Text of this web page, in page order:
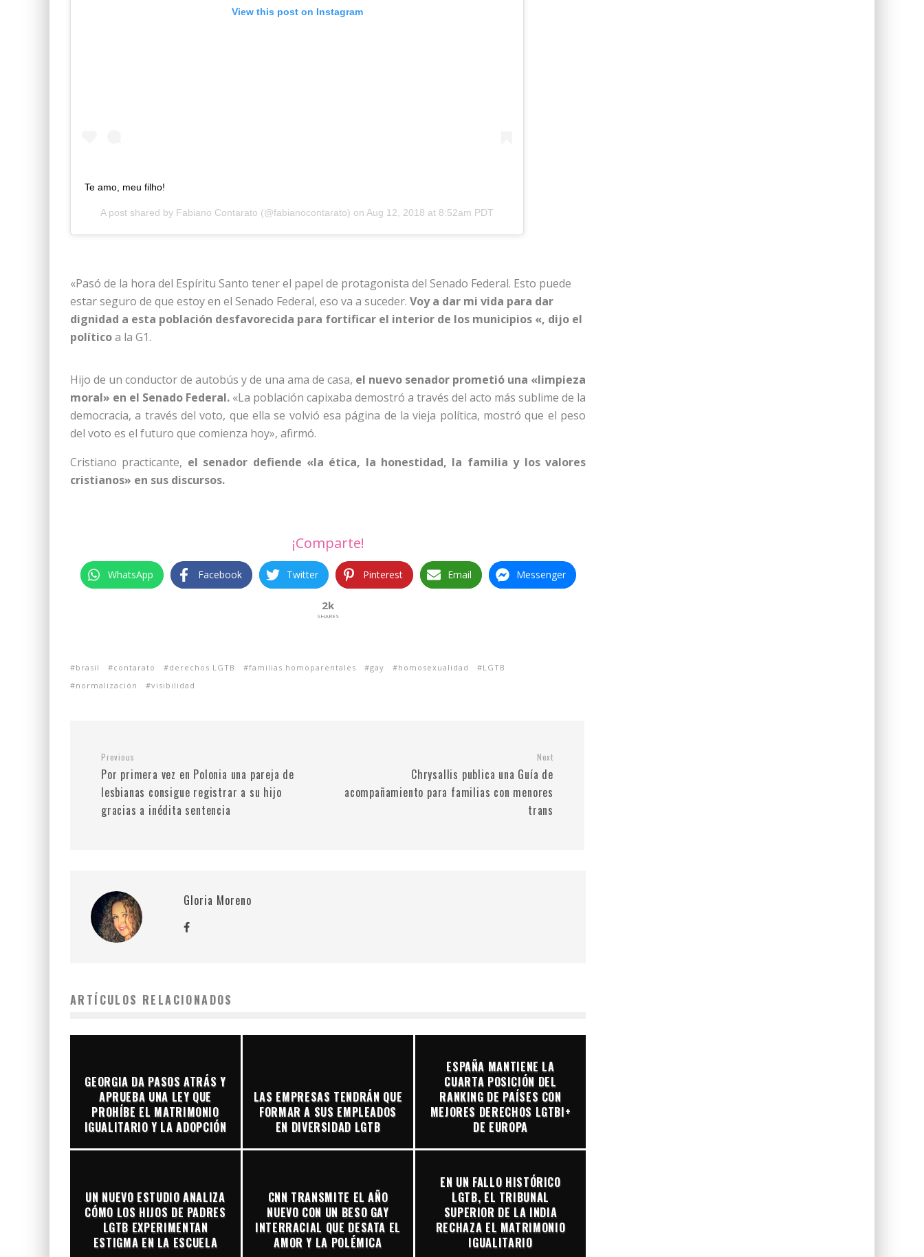
View this post on Instagram
Te amo, meu filho!
A post shared by Fabiano Contarato (@fabianocontarato) on Aug 12, 2018 at 8:52am PDT
«Pasó de la hora del Espíritu Santo tener el papel de protagonista del Senado Federal. Esto puede
estar seguro de que estoy en el Senado Federal, eso va a suceder. Voy a dar mi vida para dar
dignidad a esta población desfavorecida para fortificar el interior de los municipios «, dijo el
políticoa la G1.
Hijo de un conductor de autobús y de una ama de casa, el nuevo senador prometió una «limpieza
moral» en el Senado Federal. «La población capixaba demostró a través del acto más sublime de la
democracia, a través del voto, que ella se volvió esa página de la vieja política, mostró que el peso
del voto es el futuro que comienza hoy», afirmó.
Cristiano practicante, el senador defiende «la ética, la honestidad, la familia y los valores
cristianos» en sus discursos.
¡Comparte!
WhatsApp Facebook Twitter Pinterest Email Messenger
2k
SHARES
brasil contarato derechos LGTB familias homoparentales gay homosexualidad
LGTB
normalización
visibilidad
Previous
Por primera vez en Polonia una pareja de
lesbianas consigue registrar a su hijo
gracias a inédita sentencia
Next
Chrysallis publica una Guía de
acompañamiento para familias con menores
trans
Gloria Moreno
ARTÍCULOS RELACIONADOS
GEORGIA DA PASOS ATRÁS Y
APRUEBA UNA LEY QUE
PROHÍBE EL MATRIMONIO
IGUALITARIO Y LA ADOPCIÓN
LAS EMPRESAS TENDRÁN QUE
FORMAR A SUS EMPLEADOS
EN DIVERSIDAD LGTB
ESPAÑA MANTIENE LA
CUARTA POSICIÓN DEL
RANKING DE PAÍSES CON
MEJORES DERECHOS LGTBI+
DE EUROPA
UN NUEVO ESTUDIO ANALIZA
CÓMO LOS HIJOS DE PADRES
LGTB EXPERIMENTAN
ESTIGMA EN LA ESCUELA
CNN TRANSMITE EL AÑO
NUEVO CON UN BESO GAY
INTERRACIAL QUE DESATA EL
AMOR Y LA POLÉMICA
EN UN FALLO HISTÓRICO
LGTB, EL TRIBUNAL
SUPERIOR DE LA INDIA
RECHAZA EL MATRIMONIO
IGUALITARIO